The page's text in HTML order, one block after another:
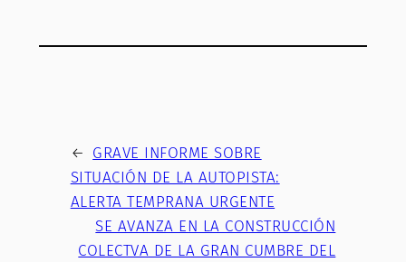
← GRAVE INFORME SOBRE
SITUACIÓN DE LA AUTOPISTA:
ALERTA TEMPRANA URGENTE
SE AVANZA EN LA CONSTRUCCIÓN
COLECTVA DE LA GRAN CUMBRE DEL